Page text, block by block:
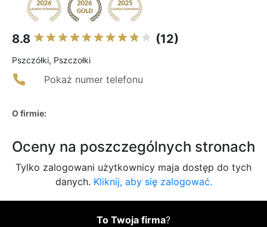
8.8 (12)
Pszczółki, Pszczołki
Pokaż numer telefonu
O firmie:
Oceny na poszczególnych stronach
Tylko zalogowani użytkownicy maja dostęp do tych
danych. Kliknij, aby się zalogować.
To Twoja firma?